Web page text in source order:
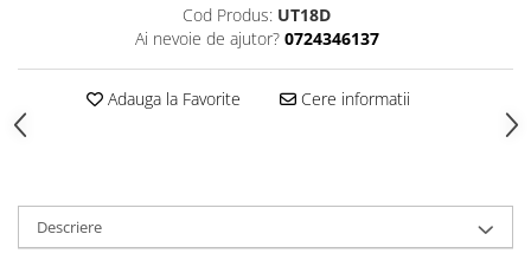
Cod Produs: UT18D
Ai nevoie de ajutor? 0724346137
Adauga la Favorite Cere informatii
Descriere